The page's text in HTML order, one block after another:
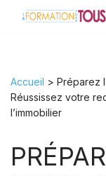
Accueil > Préparez
Réussissez votre
l’immobilier